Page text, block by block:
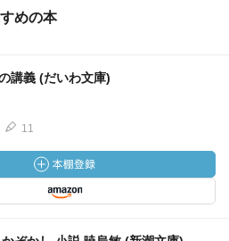
ろうし、そういう人物に無限に
ルを出発点としてきた。今でも
時代に解剖教室で教師の指導で
やっていた。教師がある神経に
えられなかったので、教師が教
違います」と私は抗議した。け
が探しても見付からなかった神経
ので分からなかったと言うと、教
めの本
講義 (だいわ文庫)
11